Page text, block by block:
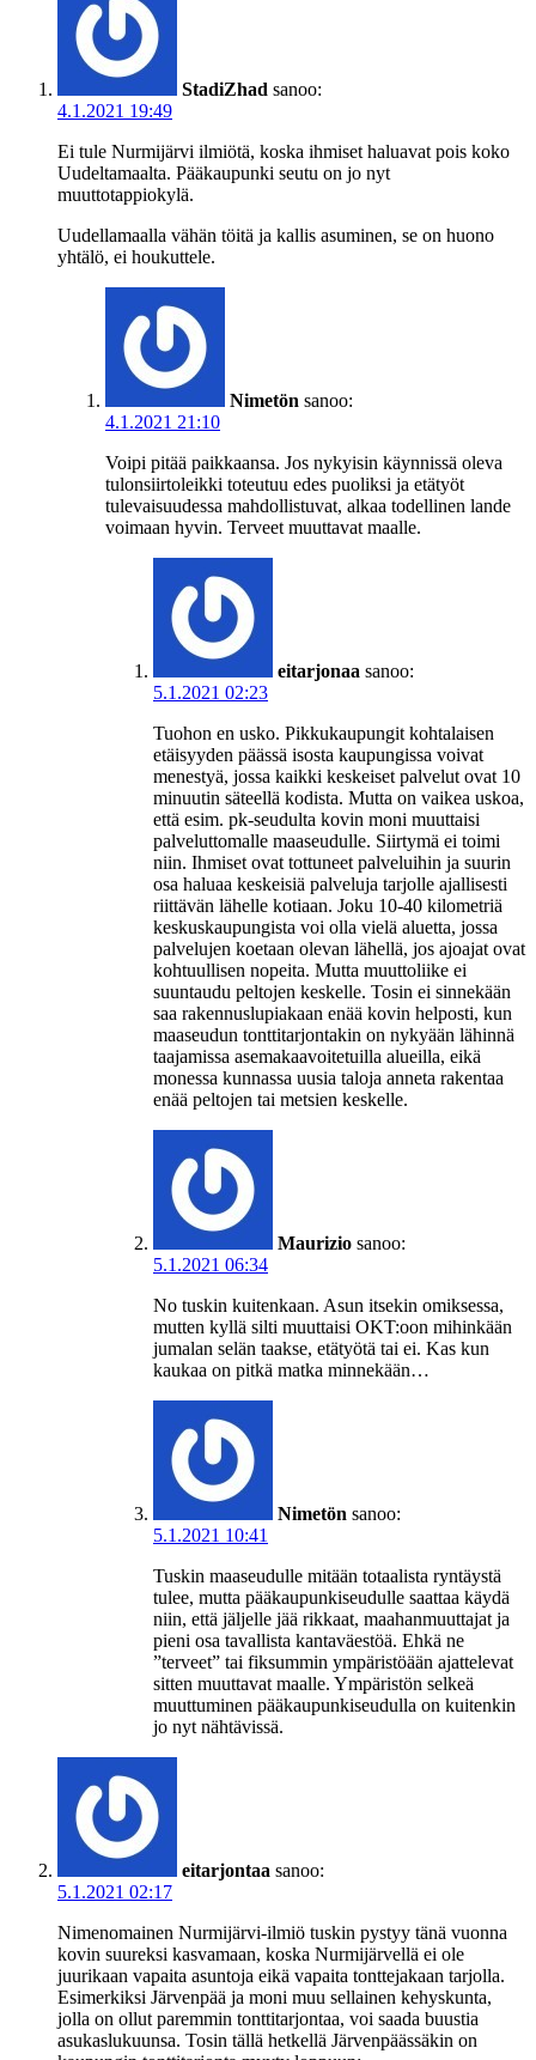
StadiZhad sanoo:
4.1.2021 19:49
Ei tule Nurmijärvi ilmiötä, koska ihmiset haluavat pois koko
Uudeltamaalta. Pääkaupunki seutu on jo nyt
muuttotappiokylä.
Uudellamaalla vähän töitä ja kallis asuminen, se on huono
yhtälö, ei houkuttele.
Nimetön sanoo:
4.1.2021 21:10
Voipi pitää paikkaansa. Jos nykyisin käynnissä oleva
tulonsiirtoleikki toteutuu edes puoliksi ja etätyöt
tulevaisuudessa mahdollistuvat, alkaa todellinen lande
voimaan hyvin. Terveet muuttavat maalle.
eitarjonaa sanoo:
5.1.2021 02:23
Tuohon en usko. Pikkukaupungit kohtalaisen
etäisyyden päässä isosta kaupungissa voivat
menestyä, jossa kaikki keskeiset palvelut ovat 10
minuutin säteellä kodista. Mutta on vaikea uskoa,
että esim. pk-seudulta kovin moni muuttaisi
palveluttomalle maaseudulle. Siirtymä ei toimi
niin. Ihmiset ovat tottuneet palveluihin ja suurin
osa haluaa keskeisiä palveluja tarjolle ajallisesti
riittävän lähelle kotiaan. Joku 10-40 kilometriä
keskuskaupungista voi olla vielä aluetta, jossa
palvelujen koetaan olevan lähellä, jos ajoajat ovat
kohtuullisen nopeita. Mutta muuttoliike ei
suuntaudu peltojen keskelle. Tosin ei sinnekään
saa rakennuslupiakaan enää kovin helposti, kun
maaseudun tonttitarjontakin on nykyään lähinnä
taajamissa asemakaavoitetuilla alueilla, eikä
monessa kunnassa uusia taloja anneta rakentaa
enää peltojen tai metsien keskelle.
Maurizio sanoo:
5.1.2021 06:34
No tuskin kuitenkaan. Asun itsekin omiksessa,
mutten kyllä silti muuttaisi OKT:oon mihinkään
jumalan selän taakse, etätyötä tai ei. Kas kun
kaukaa on pitkä matka minnekään…
Nimetön sanoo:
5.1.2021 10:41
Tuskin maaseudulle mitään totaalista ryntäystä
tulee, mutta pääkaupunkiseudulle saattaa käydä
niin, että jäljelle jää rikkaat, maahanmuuttajat ja
pieni osa tavallista kantaväestöä. Ehkä ne
”terveet” tai fiksummin ympäristöään ajattelevat
sitten muuttavat maalle. Ympäristön selkeä
muuttuminen pääkaupunkiseudulla on kuitenkin
jo nyt nähtävissä.
eitarjontaa sanoo:
5.1.2021 02:17
Nimenomainen Nurmijärvi-ilmiö tuskin pystyy tänä vuonna
kovin suureksi kasvamaan, koska Nurmijärvellä ei ole
juurikaan vapaita asuntoja eikä vapaita tonttejakaan tarjolla.
Esimerkiksi Järvenpää ja moni muu sellainen kehyskunta,
jolla on ollut paremmin tonttitarjontaa, voi saada buustia
asukaslukuunsa. Tosin tällä hetkellä Järvenpäässäkin on